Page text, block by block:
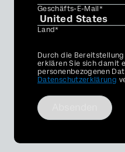
Geschäfts-E-Mail*
Land*
Privacy
Optin
Durch die
erklären Sie sich damit
personenbezogenen
Datenschutzerklärung